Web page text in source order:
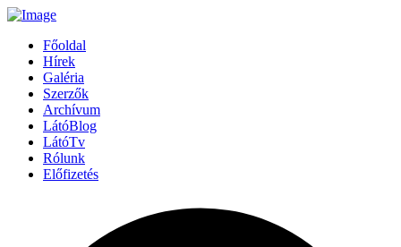
Főoldal
Hírek
Galéria
Szerzők
Archívum
LátóBlog
LátóTv
Rólunk
Előfizetés